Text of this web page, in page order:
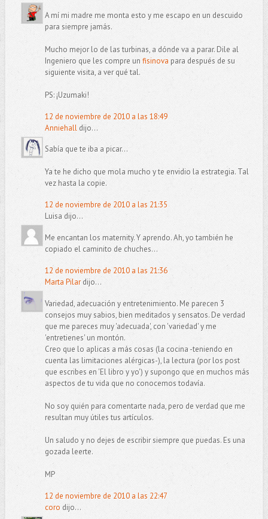
A mí mi madre me monta esto y me escapo en un descuido
para siempre jamás.
Mucho mejor lo de las turbinas, a dónde va a parar. Dile al
Ingeniero que les compre un fisinova para después de su
siguiente visita, a ver qué tal.
PS: ¡Uzumaki!
12 de noviembre de 2010 a las 18:49
Anniehalldijo...
Sabía que te iba a picar...
Ya te he dicho que mola mucho y te envidio la estrategia. Tal
vez hasta la copie.
12 de noviembre de 2010 a las 21:35
Luisa dijo...
Me encantan los maternity. Y aprendo. Ah, yo también he
copiado el caminito de chuches...
12 de noviembre de 2010 a las 21:36
Marta Pilardijo...
Variedad, adecuación y entretenimiento. Me parecen 3
consejos muy sabios, bien meditados y sensatos. De verdad
que me pareces muy 'adecuada', con 'variedad' y me
'entretienes' un montón.
Creo que lo aplicas a más cosas (la cocina -teniendo en
cuenta las limitaciones alérgicas-), la lectura (por los post
que escribes en 'El libro y yo') y supongo que en muchos más
aspectos de tu vida que no conocemos todavía.
No soy quién para comentarte nada, pero de verdad que me
resultan muy útiles tus artículos.
Un saludo y no dejes de escribir siempre que puedas. Es una
gozada leerte.
MP
12 de noviembre de 2010 a las 22:47
coro dijo...